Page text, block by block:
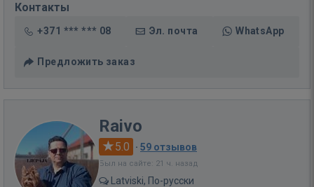
Контакты
+371 *** *** 08 Эл. почта WhatsApp
Предложить заказ
Raivo
5.0 · 59 отзывов
Был на сайте: 21 ч. назад
Latviski, По-русски